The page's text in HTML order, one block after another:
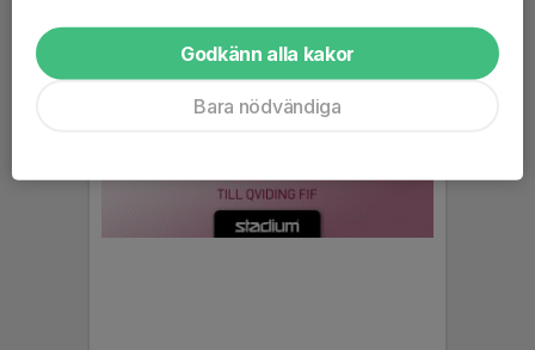
Godkänn alla kakor
Bara nödvändiga